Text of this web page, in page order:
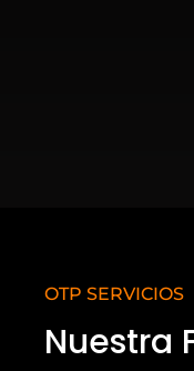
OTP SERVICIOS
Nuestra